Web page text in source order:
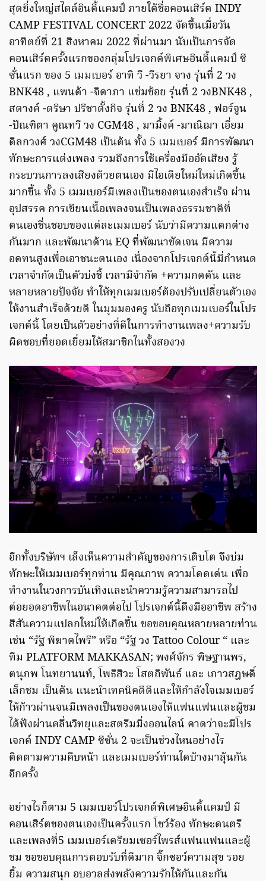
สุดยิ่งใหญ่สไตล์อินดี้แคมป์ ภายใต้ชื่อคอนเสิร์ต INDY
CAMP FESTIVAL CONCERT 2022 จัดขึ้นเมื่อวัน
อาทิตย์ที่ 21 สิงหาคม 2022 ที่ผ่านมา นับเป็นการจัด
คอนเสิร์ตครั้งแรกของกลุ่มโปรเจกต์พิเศษอินดี้แคมป์ ซี
ซั่นแรก ของ 5 เมมเบอร์ อาทิ วี -วีรยา จาง รุ่นที่ 2 วง
BNK48 , แพนด้า -จิดาภา แช่มช้อย รุ่นที่ 2 วงBNK48 ,
สตางค์ -ตริษา ปรีชาตั้งกิจ รุ่นที่ 2 วง BNK48 , ฟอร์จูน
-ปัณฑิตา คูณทวี วง CGM48 , มามิ้งค์ -มาณิฌา เอี่ยม
ดิลกวงศ์ วงCGM48 เป็นต้น ทั้ง 5 เมมเบอร์ มีการพัฒนา
ทักษะการแต่งเพลง รวมถึงการใช้เครื่องมืออัดเสียง รู้
กระบวนการลงเสียงด้วยตนเอง มีไอเดียใหม่ใหม่เกิดขึ้น
มากขึ้น ทั้ง 5 เมมเบอร์มีเพลงเป็นของตนเองสำเร็จ ผ่าน
อุปสรรค การเขียนเนื้อเพลงจนเป็นเพลงธรรมชาติที่
ตนเองชื่นชอบของแต่ละเมมเบอร์ นับว่ามีความแตกต่าง
กันมาก และพัฒนาด้าน EQ ที่พัฒนาชัดเจน มีความ
อดทนสูงเพื่อเอาชนะตนเอง เนื่องจากโปรเจกต์นี้มี่กำหนด
เวลาจำกัดเป็นตัวบ่งชี้ เวลามีจำกัด +ความกดดัน และ
หลายหลายปัจจัย ทำให้ทุกเมมเบอร์ต้องปรับเปลี่ยนตัวเอง
ให้งานสำเร็จด้วยดี ในมุมมองครู นับถือทุกเมมเบอร์ในโปร
เจกต์นี้ โดยเป็นตัวอย่างที่ดีในการทำงานเพลง+ความรับ
ผิดชอบที่ยอดเยี่ยมให้สมาชิกในทั้งสองวง
อีกทั้งบริษัทฯ เล็งเห็นความสำคัญของการเติบโต จึงบ่ม
ทักษะให้เมมเบอร์ทุกท่าน มีคุณภาพ ความโดดเด่น เพื่อ
ทำงานในวงการบันเทิงและนำความรู้ความสามารถไป
ต่อยอดอาชีพในอนาคตต่อไป โปรเจกต์นี้ดึงมืออาชีพ สร้าง
สีสันความแปลกใหม่ให้เกิดขึ้น ขอขอบคุณหลายหลายท่าน
เช่น “รัฐ พิฆาตไพรี” หรือ “รัฐ วง Tattoo Colour “ และ
ทีม PLATFORM MAKKASAN; พงศ์จักร พิษฐานพร,
ตนุภพ โนทยานนท์, โพธิสิวะ โสตถิพันธ์ และ เภาวสฎษดิ์
เล็กชม เป็นต้น แนะนำเทคนิคดีดีและให้กำลังใจเมมเบอร์
ให้ก้าวผ่านจนมีเพลงเป็นของตนเองให้แฟนแฟนและผู้ชม
ได้ฟังผ่านคลื่นวิทยุและสตรีมมิ่งออนไลน์ คาดว่าจะมีโปร
เจกต์ INDY CAMP ซีซั่น 2 จะเป็นช่วงไหนอย่างไร
ติดตามความคืบหน้า และเมมเบอร์ท่านใดบ้างมาลุ้นกัน
อีกครั้ง
อย่างไรก็ตาม 5 เมมเบอร์โปรเจกต์พิเศษอินดี้แคมป์ มี
คอนเสิร์ตของตนเองเป็นครั้งแรก โชว์ร้อง ทักษะดนตรี
และเพลงที่5 เมมเบอร์เตรียมเซอร์ไพรส์แฟนแฟนและผู้
ชม ขอขอบคุณการตอบรับที่ดีมาก จิ๊กซอว์ความสุข รอย
ยิ้ม ความสนุก อบอวลส่งพลังความรักให้กันและกัน